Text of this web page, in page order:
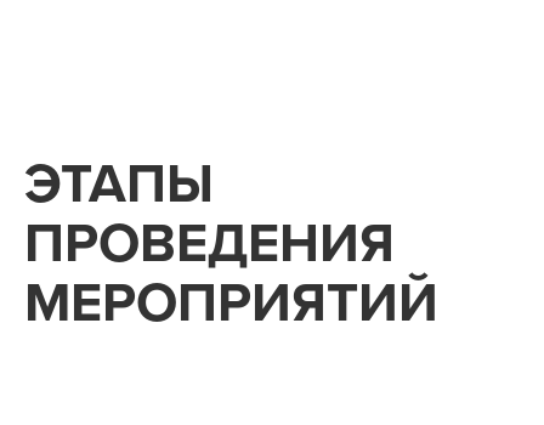
ЭТАПЫ
ПРОВЕДЕНИЯ
МЕРОПРИЯТИЙ